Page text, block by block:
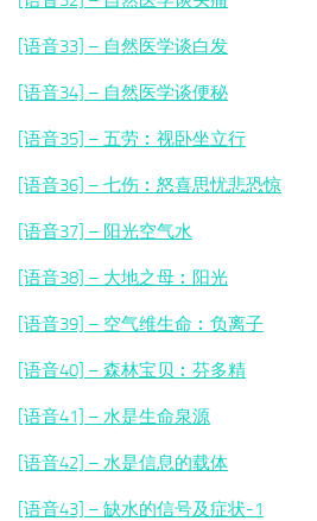
[语音33] – 自然医学谈白发
[语音34] – 自然医学谈便秘
[语音35] – 五劳︰视卧坐立行
[语音36] – 七伤︰怒喜思忧悲恐惊
[语音37] – 阳光空气水
[语音38] – 大地之母︰阳光
[语音39] – 空气维生命︰ 负离子
[语音40] – 森林宝贝︰芬多精
[语音41] – 水是生命泉源
[语音42] – 水是信息的载体
[语音43] – 缺水的信号及症状-1